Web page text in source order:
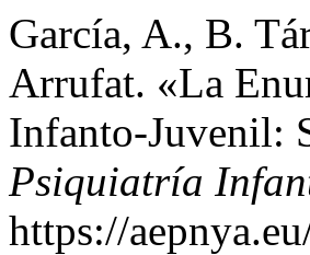
García, A., B.
Arrufat. «La
Infanto-Juvenil:
Psiquiatría
https://